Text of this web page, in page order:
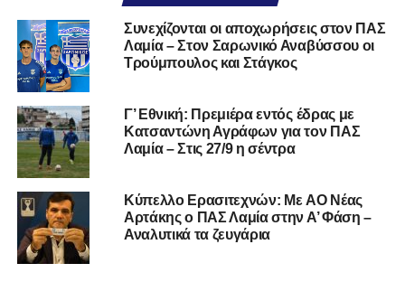
Συνεχίζονται οι αποχωρήσεις στον ΠΑΣ
Λαμία – Στον Σαρωνικό Αναβύσσου οι
Τρούμπουλος και Στάγκος
Γ’ Εθνική: Πρεμιέρα εντός έδρας με
Κατσαντώνη Αγράφων για τον ΠΑΣ
Λαμία – Στις 27/9 η σέντρα
Kύπελλο Ερασιτεχνών: Με AO Nέας
Αρτάκης ο ΠΑΣ Λαμία στην Α’ Φάση –
Αναλυτικά τα ζευγάρια